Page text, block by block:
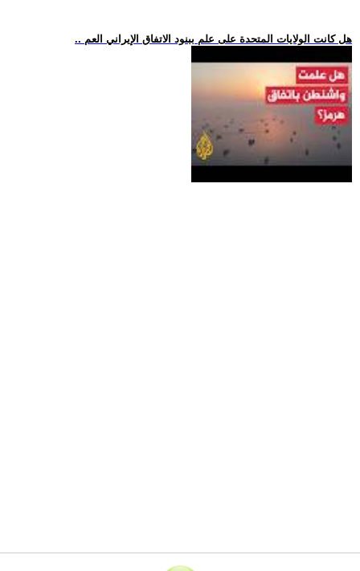
.. هل كانت الولايات المتحدة على علم ببنود الاتفاق الإيراني العم